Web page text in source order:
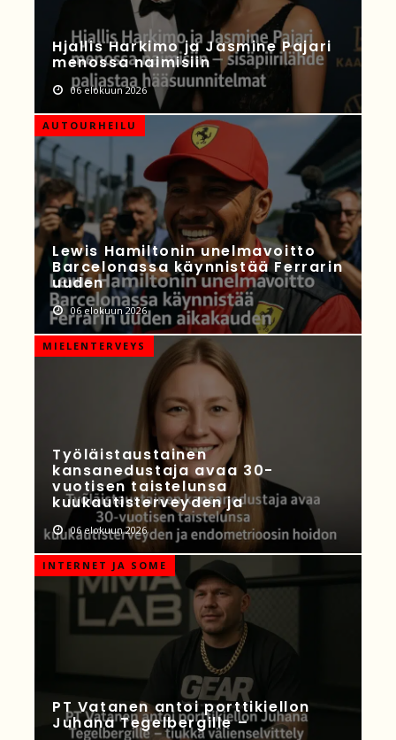
Hjallis Harkimo ja Jasmine Pajari
menossa naimisiin
06 elokuun 2026
AUTOURHEILU
Lewis Hamiltonin unelmavoitto
Barcelonassa käynnistää Ferrarin
uuden
06 elokuun 2026
MIELENTERVEYS
Työläistaustainen
kansanedustaja avaa 30-
vuotisen taistelunsa
kuukautisterveyden ja
06 elokuun 2026
INTERNET JA SOME
PT Vatanen antoi porttikiellon
Juhana Tegelbergille –